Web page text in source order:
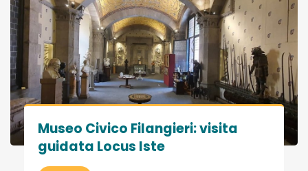
Museo Civico Filangieri: visita
guidata Locus Iste